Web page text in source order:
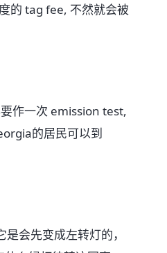
的 tag fee, 不然就会被
作一次 emission test,
的居民可以到
会先变成左转灯的，